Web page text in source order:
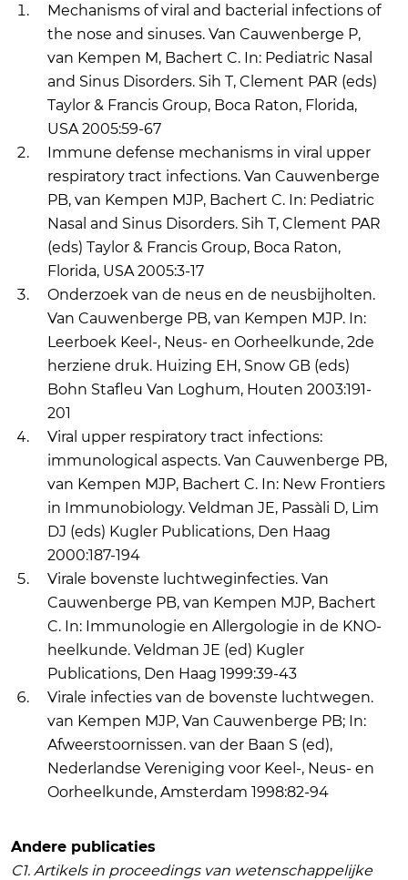
Mechanisms of viral and bacterial infections of
the nose and sinuses. Van Cauwenberge P,
van Kempen M, Bachert C. In: Pediatric Nasal
and Sinus Disorders. Sih T, Clement PAR (eds)
Taylor & Francis Group, Boca Raton, Florida,
USA 2005:59-67
Immune defense mechanisms in viral upper
respiratory tract infections. Van Cauwenberge
PB, van Kempen MJP, Bachert C. In: Pediatric
Nasal and Sinus Disorders. Sih T, Clement PAR
(eds) Taylor & Francis Group, Boca Raton,
Florida, USA 2005:3-17
Onderzoek van de neus en de neusbijholten.
Van Cauwenberge PB, van Kempen MJP. In:
Leerboek Keel-, Neus- en Oorheelkunde, 2de
herziene druk. Huizing EH, Snow GB (eds)
Bohn Stafleu Van Loghum, Houten 2003:191-
201
Viral upper respiratory tract infections:
immunological aspects. Van Cauwenberge PB,
van Kempen MJP, Bachert C. In: New Frontiers
in Immunobiology. Veldman JE, Passàli D, Lim
DJ (eds) Kugler Publications, Den Haag
2000:187-194
Virale bovenste luchtweginfecties. Van
Cauwenberge PB, van Kempen MJP, Bachert
C. In: Immunologie en Allergologie in de KNO-
heelkunde. Veldman JE (ed) Kugler
Publications, Den Haag 1999:39-43
Virale infecties van de bovenste luchtwegen.
van Kempen MJP, Van Cauwenberge PB; In:
Afweerstoornissen. van der Baan S (ed),
Nederlandse Vereniging voor Keel-, Neus- en
Oorheelkunde, Amsterdam 1998:82-94
Andere publicaties
C1. Artikels in proceedings van wetenschappelijke